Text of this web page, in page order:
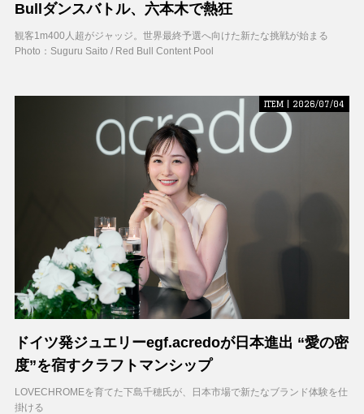
Bullダンスバトル、六本木で熱狂
観客1m400人超がジャッジ。世界最終予選へ向けた新たな挑戦が始まる
Photo：Suguru Saito / Red Bull Content Pool
ITEM | 2026/07/04
ドイツ発ジュエリーegf.acredoが日本進出 “愛の密
度”を宿すクラフトマンシップ
LOVECHROMEを育てた下島千穂氏が、日本市場で新たなブランド体験を仕
掛ける